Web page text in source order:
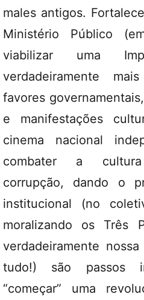
males antigos.
Ministério Público
viabilizar uma
verdadeiramente
favores
e manifestações
cinema nacional
combater a
corrupção, dando o
institucional (no
moralizando os Três
verdadeiramente
tudo!) são passos
“começar” uma